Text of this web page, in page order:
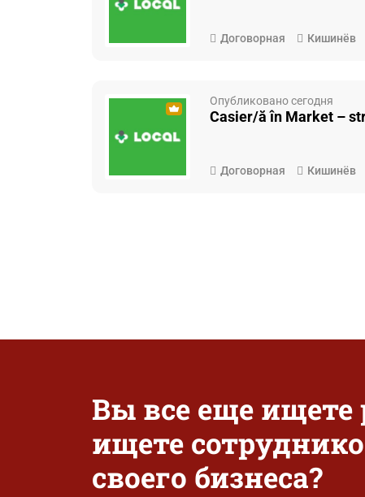
Договорная Кишинёв
Опубликовано сегодня
Casier/ă în Market –
Договорная Кишинёв
Вы все еще ищете
ищете
своего бизнеса?